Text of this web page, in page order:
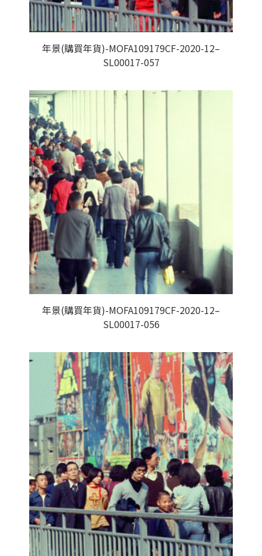
年景(購買年貨)-MOFA109179CF-2020-12–
SL00017-057
年景(購買年貨)-MOFA109179CF-2020-12–
SL00017-056